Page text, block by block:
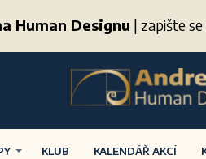
Human Designu | zapište
KLUB KALENDÁŘ AKCÍ